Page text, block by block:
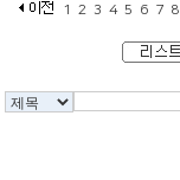
1 2 3 4 5 6 7 8